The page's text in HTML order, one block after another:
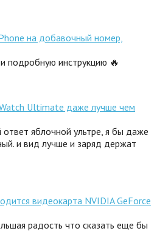
на добавочный номер,
подробную инструкцию 🔥
Ultimate даже лучше чем
яблочной ультре, я бы даже
и вид лучше и заряд держат
видеокарта NVIDIA GeForce
радость что сказать еще бы